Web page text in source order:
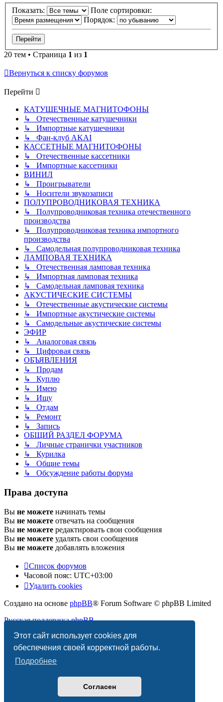
Этот сайт использует cookies для
обеспечения своей корректной работы.
Подробнее
Согласен
Показать:
Поле сортировки:
Порядок:
20 тем • Страница 1 из 1
Вернуться к списку форумов
Перейти
КАТУШЕЧНЫЕ МАГНИТОФОНЫ
↳ Отечественные катушечники
↳ Импортные катушечники
↳ Фан-клуб AKAI
КАССЕТНЫЕ МАГНИТОФОНЫ
↳ Отечественные кассетники
↳ Импортные кассетники
ВИНИЛ
↳ Проигрыватели
↳ Носители звукозаписи
ПОЛУПРОВОДНИКОВАЯ ТЕХНИКА
↳ Полупроводниковая техника отечественного
производства
↳ Полупроводниковая техника импортного
производства
↳ Самодельная полупроводниковая техника
ЛАМПОВАЯ ТЕХНИКА
↳ Отечественная ламповая техника
↳ Импортная ламповая техника
↳ Самодельная ламповая техника
АКУСТИЧЕСКИЕ СИСТЕМЫ
↳ Отечественные акустические системы
↳ Импортные акустические системы
↳ Самодельные акустические системы
ЭФИР
↳ Аналоговая связь
↳ Цифровая связь
ОБЪЯВЛЕНИЯ
↳ Продам
↳ Куплю
↳ Имею
↳ Ищу
↳ Отдам
↳ Ремонт
↳ Запись
ОБЩИЙ РАЗДЕЛ ФОРУМА
↳ Личные странички участников
↳ Курилка
↳ Общие темы
↳ Обсуждение работы форума
Права доступа
Вы не можете начинать темы
Вы не можете отвечать на сообщения
Вы не можете редактировать свои сообщения
Вы не можете удалять свои сообщения
Вы не можете добавлять вложения
Список форумов
Часовой пояс: UTC+03:00
Удалить cookies
Создано на основе phpBB® Forum Software © phpBB Limited
Русская поддержка phpBB
Конфиденциальность |Правила